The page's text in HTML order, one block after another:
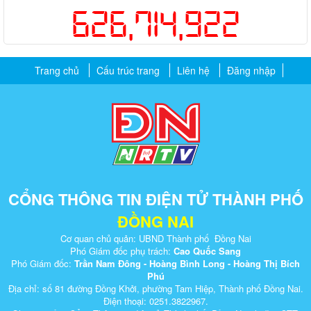
626,714,922
Trang chủ Cấu trúc trang Liên hệ Đăng nhập
CỔNG THÔNG TIN ĐIỆN TỬ THÀNH PHỐ
ĐỒNG NAI
Cơ quan chủ quản: UBND Thành phố Đồng Nai
Phó Giám đốc phụ trách: Cao Quốc Sang
Phó Giám đốc: Trần Nam Đông - Hoàng Bình Long - Hoàng Thị Bích
Phú
Địa chỉ: số 81 đường Đồng Khởi, phường Tam Hiệp, Thành phố Đồng Nai.
Điện thoại: 0251.3822967.